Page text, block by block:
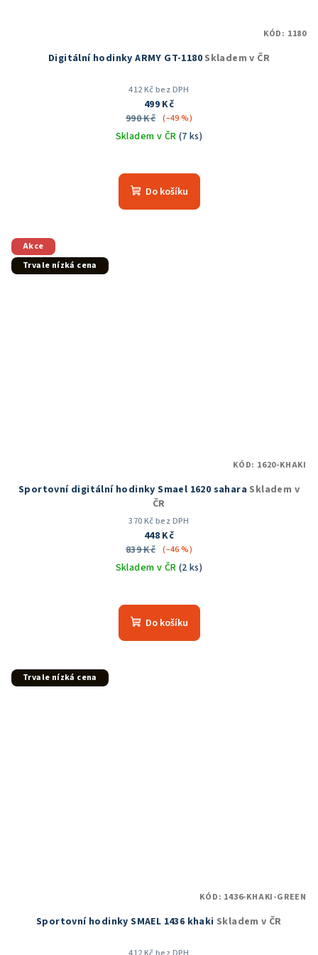
Digitální hodinky ARMY GT-1180 Skladem v ČR
412 Kč bez DPH
499 Kč
990 Kč (–49 %)
Skladem v ČR (7 ks)
hodnocení
produktu
Do košíku
KÓD: 1180
Akce
Trvale nízká cena
Sportovní digitální hodinky Smael 1620 sahara Skladem v
ČR
370 Kč bez DPH
448 Kč
839 Kč (–46 %)
Skladem v ČR (2 ks)
hodnocení
produktu
Do košíku
KÓD: 1620-KHAKI
Trvale nízká cena
Sportovní hodinky SMAEL 1436 khaki Skladem v ČR
KÓD: 1436-KHAKI-GREEN